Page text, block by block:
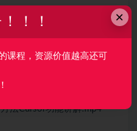
用场景介绍Autoset功能介
法Cursor功能讲解.mp4
×
！！
课程，资源价值越高还可